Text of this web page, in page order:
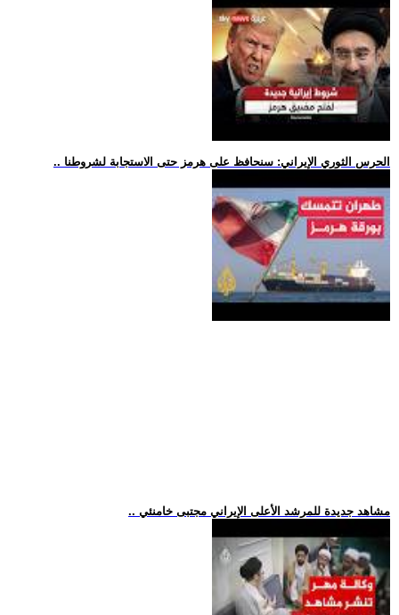
.. الحرس الثوري الإيراني: سنحافظ على هرمز حتى الاستجابة لشروطنا
.. مشاهد جديدة للمرشد الأعلى الإيراني مجتبى خامنئي